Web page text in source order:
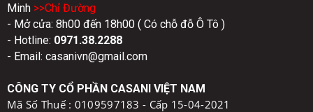
Minh >>Chỉ Đường
- Mở cửa: 8h00 đến 18h00 ( Có chỗ đỗ Ô Tô )
- Hotline: 0971.38.2288
- Email: casanivn@gmail.com
CÔNG TY CỔ PHẦN CASANI VIỆT NAM
Mã Số Thuế : 0109597183 - Cấp 15-04-2021